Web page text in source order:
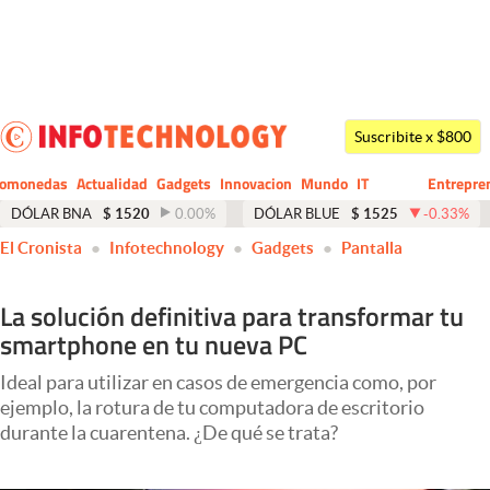
Dólar
Economía y Política
Finanzas y Mercados
Negocios
Columnistas
Otras secciones
Suscribite x $800
Actualidad Gadgets Innovacion Mundo
CIO
IT
Business
DÓLAR BNA $ 1520 0.00% DÓLAR BLUE $ 1525 -0.33%
El Cronista Infotechnology Gadgets Pantalla
La solución definitiva para transformar tu
smartphone en tu nueva PC
Ideal para utilizar en casos de emergencia como, por
ejemplo, la rotura de tu computadora de escritorio
durante la cuarentena. ¿De qué se trata?